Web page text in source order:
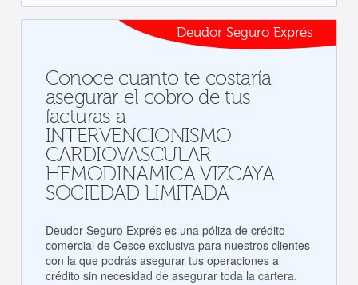
Deudor Seguro Exprés
Conoce cuanto te costaría
asegurar el cobro de tus
facturas a
INTERVENCIONISMO
CARDIOVASCULAR
HEMODINAMICA VIZCAYA
SOCIEDAD LIMITADA
Deudor Seguro Exprés es una póliza de crédito
comercial de Cesce exclusiva para nuestros clientes
con la que podrás asegurar tus operaciones a
crédito sin necesidad de asegurar toda la cartera.